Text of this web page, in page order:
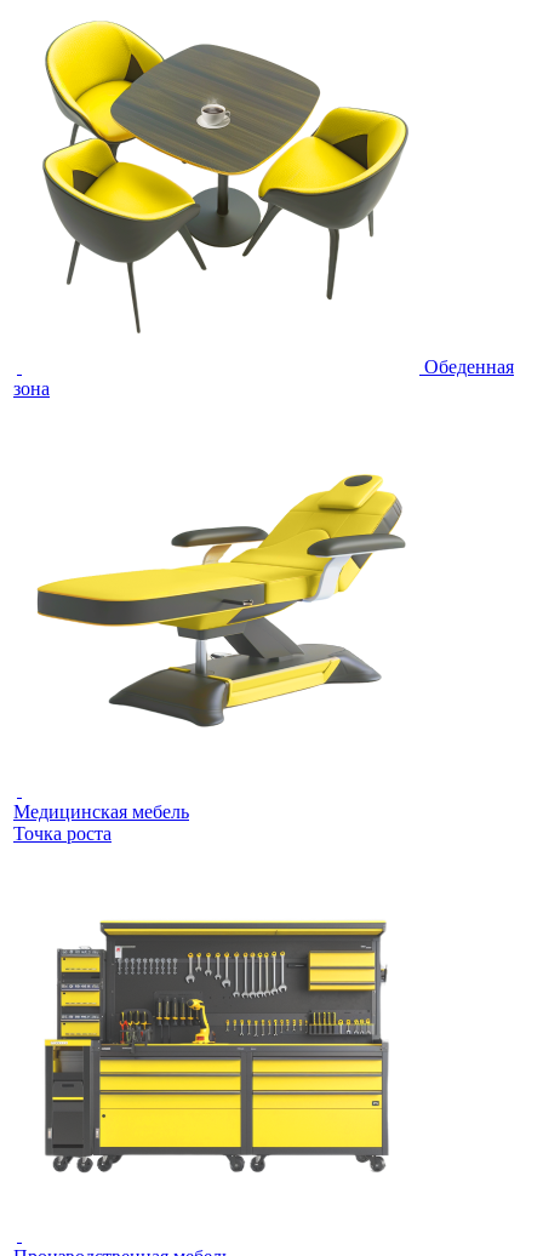
Обеденная
зона
Медицинская мебель
Точка роста